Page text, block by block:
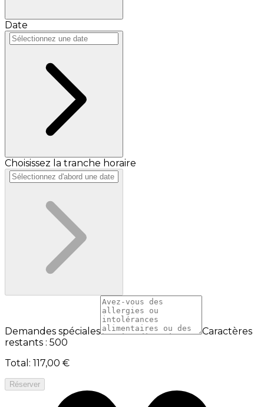
Date
Choisissez la tranche horaire
Demandes spéciales
Caractères
restants : 500
Total : 117,00 €
Réserver